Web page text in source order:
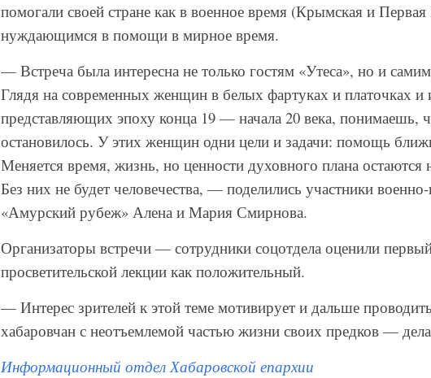
помогали своей стране как в военное время (Крымская и
нуждающимся в помощи в мирное время.
— Встреча была интересна не только гостям «Утеса», но и
Глядя на современных женщин в белых фартуках и платочках и
представляющих эпоху конца 19 — начала 20 века, понимаешь,
остановилось. У этих женщин одни цели и задачи: помощь
Меняется время, жизнь, но ценности духовного плана
Без них не будет человечества, — поделились участники
«Амурский рубеж» Алена и Мария Смирнова.
Организаторы встречи — сотрудники соцотдела оценили
просветительской лекции как положительный.
— Интерес зрителей к этой теме мотивирует и дальше
хабаровчан с неотъемлемой частью жизни своих предков —
Информационный отдел Хабаровской епархии